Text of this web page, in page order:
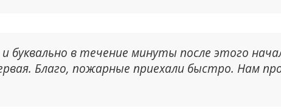
буквально в течение минуты после этого
Благо, пожарные приехали быстро. Нам